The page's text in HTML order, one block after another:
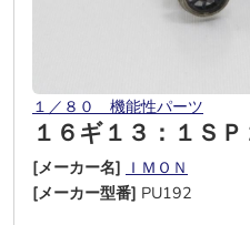
１／８０ 機能性パーツ
１６ギ１３：１Ｓ
[メーカー名] ＩＭＯＮ
[メーカー型番] PU192